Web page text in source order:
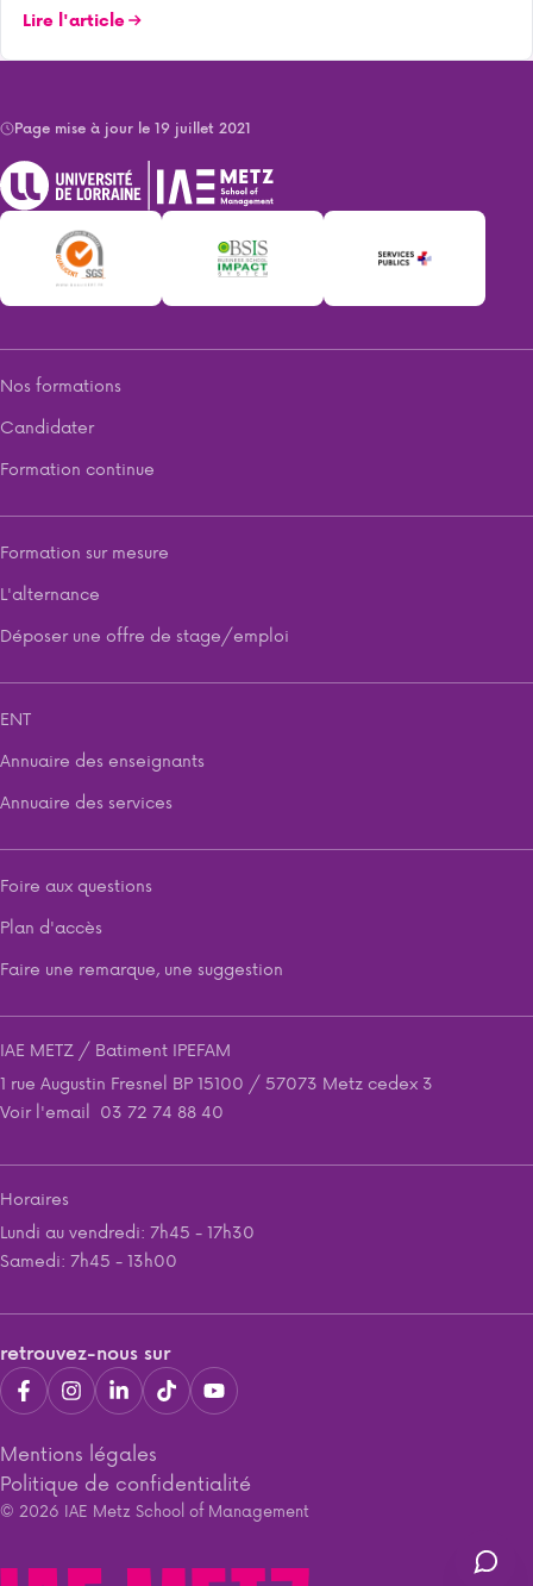
Lire l'article
Page mise à jour le 19 juillet 2021
Nos formations
Candidater
Formation continue
Formation sur mesure
L'alternance
Déposer une offre de stage/emploi
ENT
Annuaire des enseignants
Annuaire des services
Foire aux questions
Plan d'accès
Faire une remarque, une suggestion
IAE METZ / Batiment IPEFAM
1 rue Augustin Fresnel BP 15100 / 57073 Metz cedex 3
Voir l'email 03 72 74 88 40
Horaires
Lundi au vendredi: 7h45 - 17h30
Samedi: 7h45 - 13h00
Mentions légales
Politique de confidentialité
retrouvez-nous sur
© 2026 IAE Metz School of Management